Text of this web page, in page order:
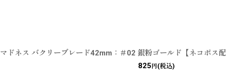
マドネス バクリーブレード42mm：＃02 銀粉ゴールド【ネコポス配
825 円(税込)